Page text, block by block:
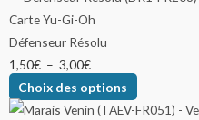
Défenseur Résolu
1,50€ – 3,00€
Choix des options